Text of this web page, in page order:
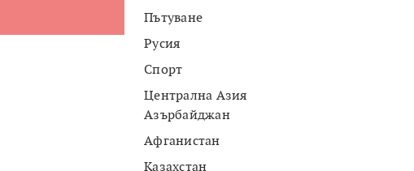
Пътуване
Русия
Спорт
Централна Азия
Азърбайджан
Афганистан
Казахстан